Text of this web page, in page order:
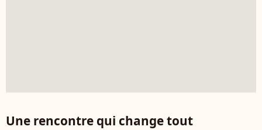
Une rencontre qui change tout